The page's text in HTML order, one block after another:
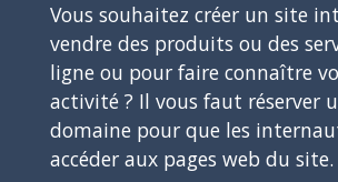
Vous souhaitez créer un site
vendre des produits ou des
ligne ou pour faire connaître
activité ? Il vous faut réserver
domaine pour que les
accéder aux pages web du site.